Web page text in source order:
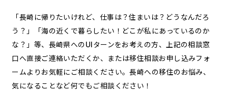
「長崎に帰りたいけれど、仕事は？住まいは？どうなんだろ
う？」「海の近くで暮らしたい！どこが私にあっているのか
な？」等、長崎県へのUIターンをお考えの方、上記の相談窓
口へ直接ご連絡いただくか、または移住相談お申し込みフォ
ームよりお気軽にご相談ください。長崎への移住のお悩み、
気になることなど何でもご相談ください！